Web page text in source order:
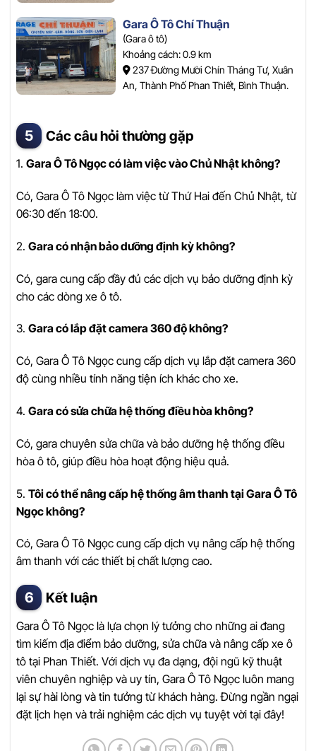
Gara Ô Tô Chí Thuận
(Gara ô tô)
Khoảng cách: 0.9 km
237 Đường Mười Chín Tháng Tư, Xuân
An, Thành Phố Phan Thiết, Bình Thuận.
Các câu hỏi thường gặp
1. Gara Ô Tô Ngọc có làm việc vào Chủ Nhật không?
Có, Gara Ô Tô Ngọc làm việc từ Thứ Hai đến Chủ Nhật, từ
06:30 đến 18:00.
2. Gara có nhận bảo dưỡng định kỳ không?
Có, gara cung cấp đầy đủ các dịch vụ bảo dưỡng định kỳ
cho các dòng xe ô tô.
3. Gara có lắp đặt camera 360 độ không?
Có, Gara Ô Tô Ngọc cung cấp dịch vụ lắp đặt camera 360
độ cùng nhiều tính năng tiện ích khác cho xe.
4. Gara có sửa chữa hệ thống điều hòa không?
Có, gara chuyên sửa chữa và bảo dưỡng hệ thống điều
hòa ô tô, giúp điều hòa hoạt động hiệu quả.
5. Tôi có thể nâng cấp hệ thống âm thanh tại Gara Ô Tô
Ngọc không?
Có, Gara Ô Tô Ngọc cung cấp dịch vụ nâng cấp hệ thống
âm thanh với các thiết bị chất lượng cao.
Kết luận
Gara Ô Tô Ngọc là lựa chọn lý tưởng cho những ai đang
tìm kiếm địa điểm bảo dưỡng, sửa chữa và nâng cấp xe ô
tô tại Phan Thiết. Với dịch vụ đa dạng, đội ngũ kỹ thuật
viên chuyên nghiệp và uy tín, Gara Ô Tô Ngọc luôn mang
lại sự hài lòng và tin tưởng từ khách hàng. Đừng ngần ngại
đặt lịch hẹn và trải nghiệm các dịch vụ tuyệt vời tại đây!